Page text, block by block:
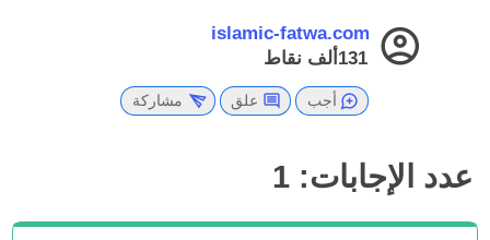
islamic-fatwa.com
131ألف
نقاط
أجب علق مشاركة
عدد الإجابات: 1